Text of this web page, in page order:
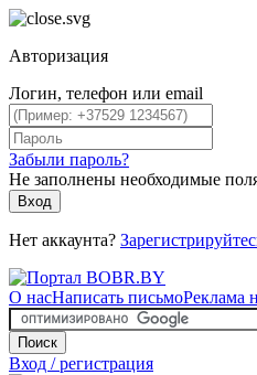
Авторизация
Логин, телефон или email
Забыли пароль?
Не заполнены необходимые
Вход
Нет аккаунта?
О насНаписать письмоРеклама
Поиск
Вход / регистрация